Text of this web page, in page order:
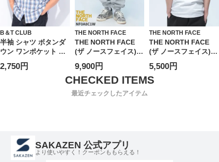
B＆T CLUB
半袖 シャツ ボタンダ
ウン ワンポケット ブ
ロード チェック トッ
プス チェック 大きい
2,750円
THE NORTH FACE
THE NORTH FACE
(ザ ノースフェイス)
裏起毛 スウェットパ
ンツ ジョガーパンツ
ワンポイント スウェ
ット ボトムス パンツ
NF0A8C1W
9,900円
THE NORTH FACE
THE NORTH FACE
(ザ ノースフェイス) T
シャツ 半袖 バックプ
リント クルーネック
カットソー トップス
5,500円
最近チェックしたアイテム
SAKAZEN 公式アプリ
より使いやすく！クーポンももらえる！